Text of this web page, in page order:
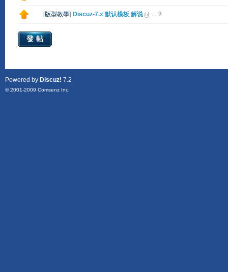
[版型教學] Discuz-7.x 默认模板 解说 ... 2
發帖
Powered by Discuz! 7.2
© 2001-2009 Comsenz Inc.